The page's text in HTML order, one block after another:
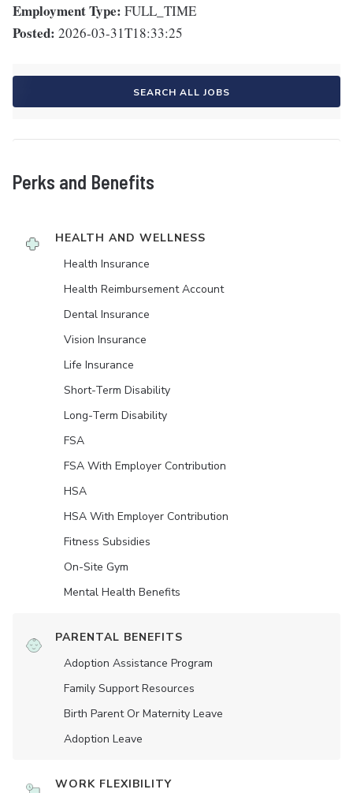
Employment Type: FULL_TIME
Posted: 2026-03-31T18:33:25
SEARCH ALL JOBS
Perks and Benefits
HEALTH AND WELLNESS
Health Insurance
Health Reimbursement Account
Dental Insurance
Vision Insurance
Life Insurance
Short-Term Disability
Long-Term Disability
FSA
FSA With Employer Contribution
HSA
HSA With Employer Contribution
Fitness Subsidies
On-Site Gym
Mental Health Benefits
PARENTAL BENEFITS
Adoption Assistance Program
Family Support Resources
Birth Parent Or Maternity Leave
Adoption Leave
WORK FLEXIBILITY